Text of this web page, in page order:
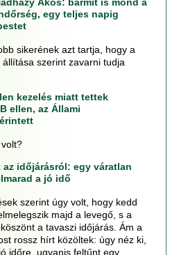
egy teljes napig
sikerének azt tartja, hogy a
szerint zavarni tudja
kezelés miatt tettek
ellen, az Állami
az időjárásról: egy váratlan
a jó idő
szerint úgy volt, hogy kedd
majd a levegő, s a
a tavaszi időjárás. Ám a
rossz hírt közöltek: úgy néz ki,
időre, ugyanis feltűnt egy